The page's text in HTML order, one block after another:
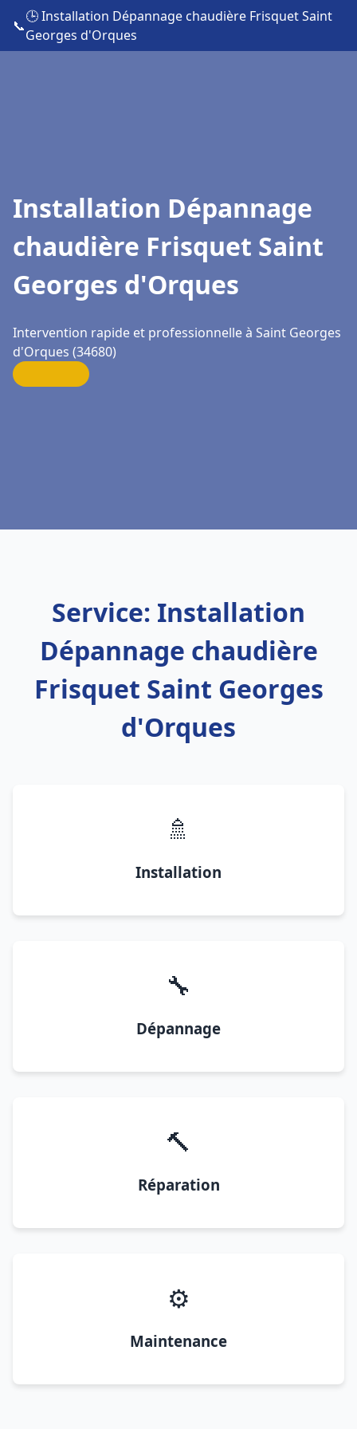
📞
🕒 Installation Dépannage chaudière Frisquet Saint
Georges d'Orques
Installation Dépannage
chaudière Frisquet Saint
Georges d'Orques
Intervention rapide et professionnelle à Saint Georges
d'Orques (34680)
Service: Installation
Dépannage chaudière
Frisquet Saint Georges
d'Orques
🚿
Installation
🔧
Dépannage
🔨
Réparation
⚙️
Maintenance